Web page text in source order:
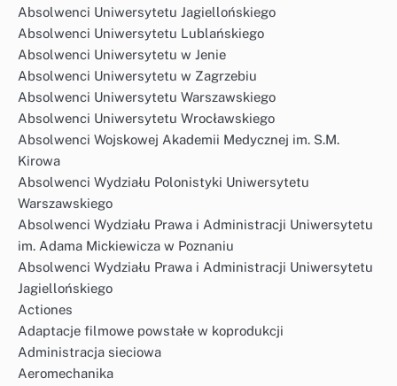
Absolwenci Uniwersytetu Jagiellońskiego
Absolwenci Uniwersytetu Lublańskiego
Absolwenci Uniwersytetu w Jenie
Absolwenci Uniwersytetu w Zagrzebiu
Absolwenci Uniwersytetu Warszawskiego
Absolwenci Uniwersytetu Wrocławskiego
Absolwenci Wojskowej Akademii Medycznej im. S.M.
Kirowa
Absolwenci Wydziału Polonistyki Uniwersytetu
Warszawskiego
Absolwenci Wydziału Prawa i Administracji Uniwersytetu
im. Adama Mickiewicza w Poznaniu
Absolwenci Wydziału Prawa i Administracji Uniwersytetu
Jagiellońskiego
Actiones
Adaptacje filmowe powstałe w koprodukcji
Administracja sieciowa
Aeromechanika